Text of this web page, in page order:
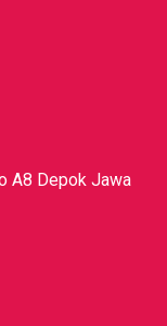
A8 Depok Jawa